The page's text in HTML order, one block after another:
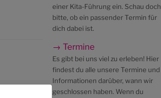
einer Kita-Führung ein. Schau doch
bitte, ob ein passender Termin für
dich dabei ist.
→ Termine
Es gibt bei uns viel zu erleben! Hier
findest du alle unsere Termine und
Informationen darüber, wann wir
geschlossen haben. Wenn du